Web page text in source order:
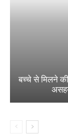
बच्चे से मिलने की